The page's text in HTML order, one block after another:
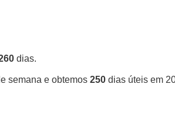
dias.
semana e obtemos 250 dias úteis em